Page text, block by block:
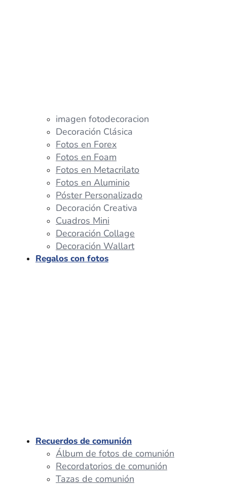
imagen fotodecoracion
Decoración Clásica
Fotos en Forex
Fotos en Foam
Fotos en Metacrilato
Fotos en Aluminio
Póster Personalizado
Decoración Creativa
Cuadros Mini
Decoración Collage
Decoración Wallart
Regalos con fotos
Recuerdos de comunión
Álbum de fotos de comunión
Recordatorios de comunión
Tazas de comunión